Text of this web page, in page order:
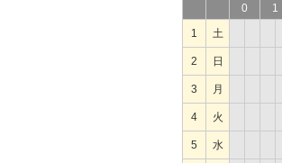
0 1
1
土
2 日
3 月
4 火
5 水